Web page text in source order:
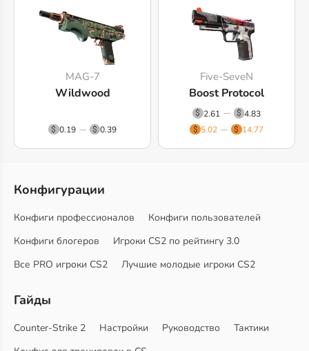
MAG-7
Wildwood
0.19 0.39
Five-SeveN
Boost Protocol
2.61
4.83
5.02
14.77
Конфигурации
Конфиги профессионалов
Конфиги пользователей
Конфиги блогеров
Игроки CS2 по рейтингу 3.0
Все PRO игроки CS2
Лучшие молодые игроки CS2
Гайды
Counter-Strike 2 Настройки Руководство
Тактики